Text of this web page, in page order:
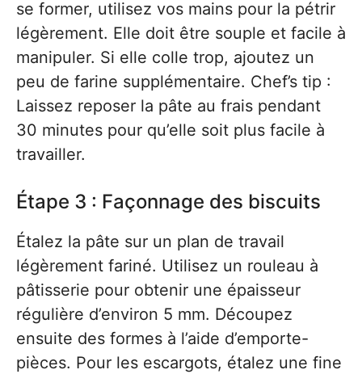
se former, utilisez vos mains pour la pétrir
légèrement. Elle doit être souple et facile à
manipuler. Si elle colle trop, ajoutez un
peu de farine supplémentaire. Chef’s tip :
Laissez reposer la pâte au frais pendant
30 minutes pour qu’elle soit plus facile à
travailler.
Étape 3 : Façonnage des biscuits
Étalez la pâte sur un plan de travail
légèrement fariné. Utilisez un rouleau à
pâtisserie pour obtenir une épaisseur
régulière d’environ 5 mm. Découpez
ensuite des formes à l’aide d’emporte-
pièces. Pour les escargots, étalez une fine